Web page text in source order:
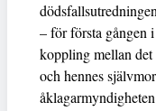
– för första gången
koppling mellan
och hennes